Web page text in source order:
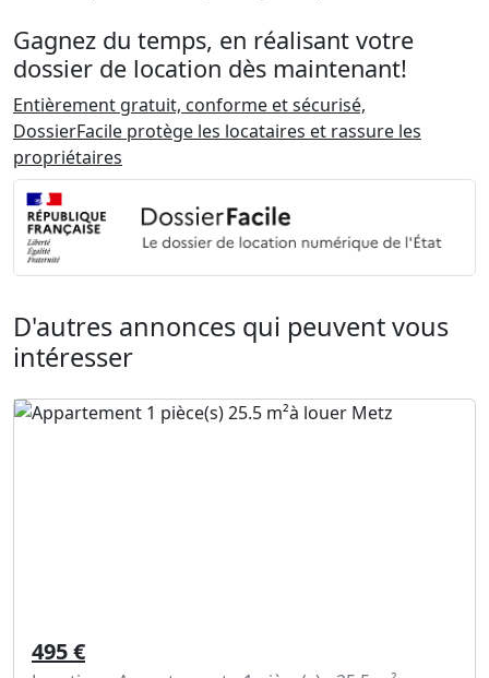
Gagnez du temps, en réalisant votre
dossier de location dès maintenant!
Entièrement gratuit, conforme et sécurisé,
DossierFacile protège les locataires et rassure les
propriétaires
D'autres annonces qui peuvent vous
intéresser
495 €